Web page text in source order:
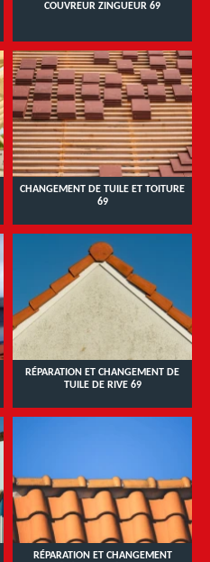
COUVREUR ZINGUEUR 69
CHANGEMENT DE TUILE ET TOITURE
69
RÉPARATION ET CHANGEMENT DE
TUILE DE RIVE 69
RÉPARATION ET CHANGEMENT